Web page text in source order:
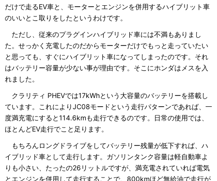
だけで走るEV車と、モーターとエンジンを併用するハイブリット車
のいいとこ取りをしたというわけです。
ただし、従来のプラグインハイブリッド車には不満もありまし
た。せっかく充電したのだからモーターだけでもっと走っていたい
と思っても、すぐにハイブリット車になってしまったのです。それ
はバッテリー容量が少ない事が理由です。そこにホンダはメスを入
れました。
クラリティ PHEVでは17kWhという大容量のバッテリーを搭載し
ています。これによりJC08モードという走行パターンであれば、一
度満充電にすると114.6kmも走行できるのです。日常の使用では、
ほとんどEV走行でこと足ります。
もちろんロングドライブをしてバッテリー残量が低下すれば、ハ
イブリッド車として走行します。ガソリンタンク容量は軽自動車よ
りも小さい、たったの26リットルですが、満充電されていれば電気
とエンジンを併用して走行することで、800kmほど無給油で走行が